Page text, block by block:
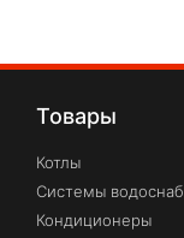
Товары
Котлы
Системы
Кондиционеры